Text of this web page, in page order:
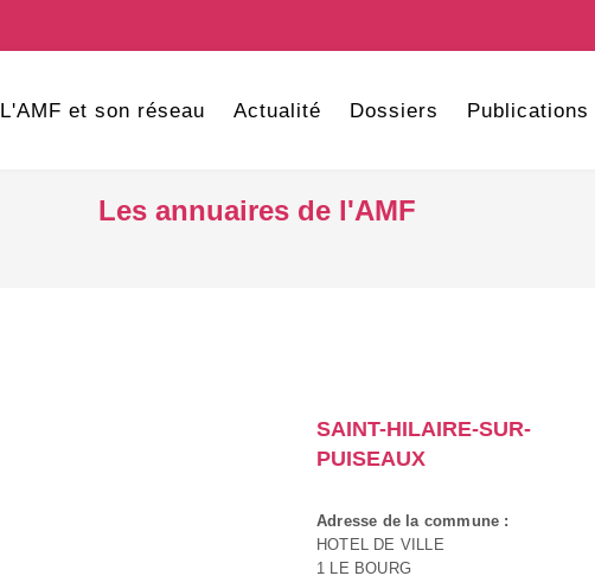
L'AMF et son réseau Actualité Dossiers Publications
Les annuaires de l'AMF
SAINT-HILAIRE-SUR-
PUISEAUX
Adresse de la commune :
HOTEL DE VILLE
1 LE BOURG